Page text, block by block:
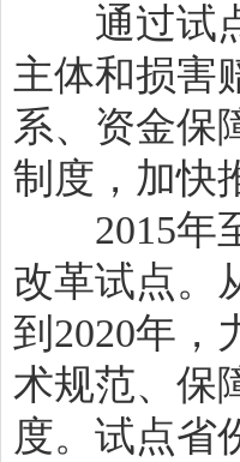
通过试点
主体和损害
系、资金保
制度，加快
2015年至
改革试点。
到2020年，
术规范、保
度。试点省